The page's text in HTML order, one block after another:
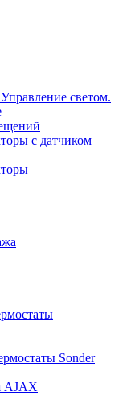
светом.
с датчиком
Sonder
AJAX